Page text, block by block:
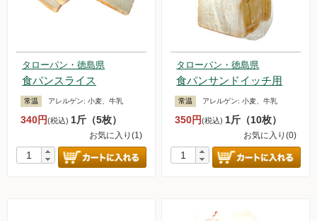
タローパン・徳島県
食パンスライス
常温 アレルゲン: 小麦、牛乳
340円(税込) 1斤（5枚）
お気に入り(1)
タローパン・徳島県
食パンサンドイッチ用
常温 アレルゲン:小麦、牛乳
350円(税込)1斤（10枚）
お気に入り(0)